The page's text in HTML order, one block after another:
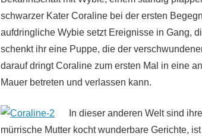
schwarzer Kater Coraline bei der ersten
aufdringliche Wybie setzt Ereignisse in Gang,
schenkt ihr eine Puppe, die der
darauf dringt Coraline zum ersten Mal in eine
Mauer betreten und verlassen kann.
In dieser anderen Welt sind
mürrische Mutter kocht wunderbare Gerichte,